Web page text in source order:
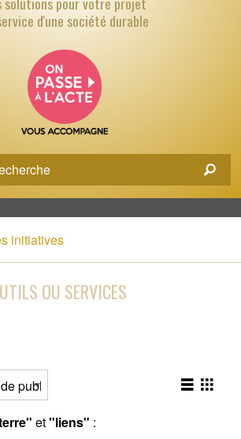
d'une société durable
initiatives
OU SERVICES
et"liens" :